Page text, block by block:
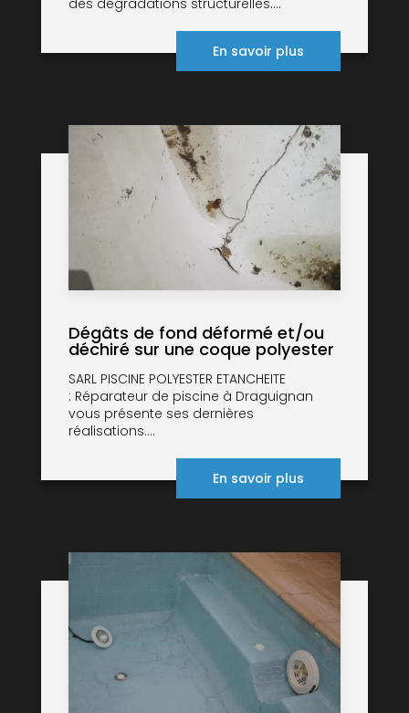
des dégradations structurelles....
En savoir plus
Dégâts de fond déformé et/ou
déchiré sur une coque polyester
SARL PISCINE POLYESTER ETANCHEITE
: Réparateur de piscine à Draguignan
vous présente ses dernières
réalisations....
En savoir plus